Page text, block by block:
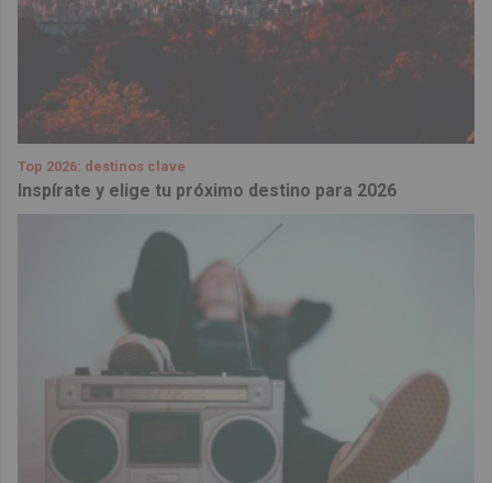
Top 2026: destinos clave
Inspírate y elige tu próximo destino para 2026